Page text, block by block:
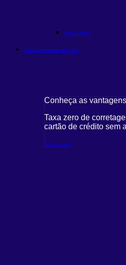
Alfa Global
Outras recomendações
Conheça as
Taxa zero de
cartão de crédito sem
Saiba mais